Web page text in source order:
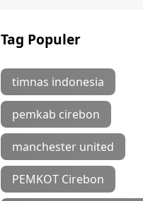
Tag Populer
timnas indonesia
pemkab cirebon
manchester united
PEMKOT Cirebon